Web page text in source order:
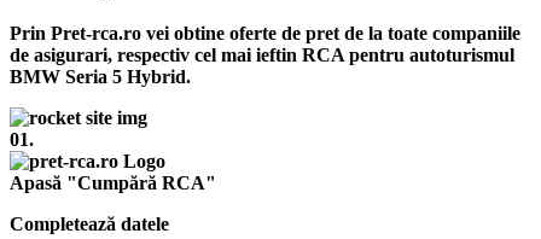
Prin Pret-rca.ro vei obtine oferte de pret de la toate companiile
de asigurari, respectiv cel mai ieftin RCA pentru autoturismul
BMW Seria 5 Hybrid.
01.
Apasă "Cumpără RCA"
Completează datele